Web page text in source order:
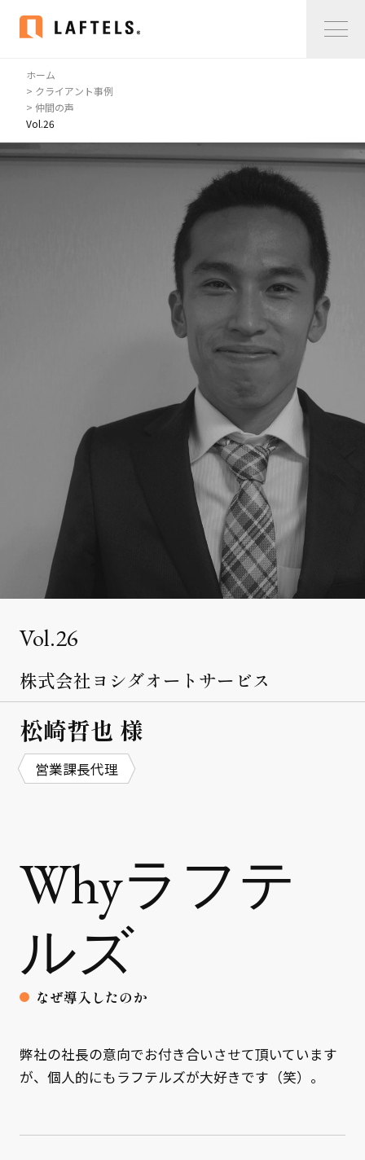
Home
私たちについて
私たちについて
セミナー
セミナー情報
ニュース
ニュース
採用情報
ホーム
> クライアント事例
> 仲間の声
Vol.26
26
株式会社ヨシダオートサービス
松崎哲也 様
営業課長代理
Whyラフテ
ルズ
なぜ導入したのか
弊社の社長の意向でお付き合いさせて頂いています
が、個人的にもラフテルズが大好きです（笑）。